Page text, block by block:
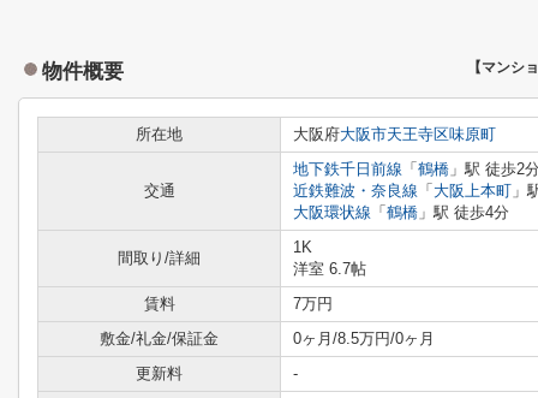
物件概要 【マンシ
所在地 大阪府大阪市天王寺区味原町
交通
地下鉄千日前線 「 鶴橋 」駅 徒歩2
近鉄難波・奈良線 「 大阪上本町 」
大阪環状線 「 鶴橋 」駅 徒歩4分
間取り/詳細
1K
洋室 6.7帖
賃料
7万円
敷金/礼金/保証金
0ヶ月/8.5万円/0ヶ月
更新料
-